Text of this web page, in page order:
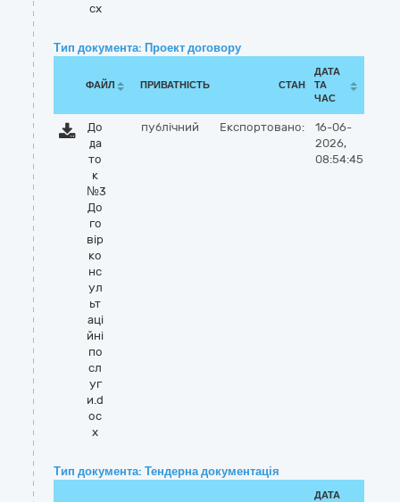
cx
Тип документа: Проект договору
ФАЙЛ ПРИВАТНІСТЬ СТАН
ДАТА
ТА
ЧАС
До
да
то
к
№3
До
го
вір
ко
нс
ул
ьт
аці
йні
по
сл
уг
и.d
oc
x
публічний Експортовано:
16-06-
2026,
08:54:45
Тип документа: Тендерна документація
ДАТА